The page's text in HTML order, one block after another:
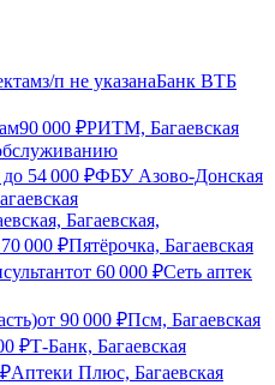
з/п не указанаБанк ВТБ
90 000 ₽РИТМ, Багаевская
до 54 000 ₽ФБУ Азово-Донская
Багаевская,
70 000 ₽Пятёрочка, Багаевская
от 60 000 ₽Сеть аптек
от 90 000 ₽Псм, Багаевская
₽Т-Банк, Багаевская
₽Аптеки Плюс, Багаевская